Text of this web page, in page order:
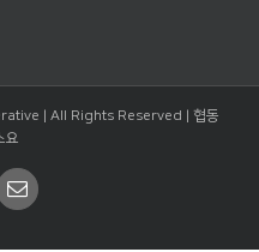
| All Rights Reserved | 협동
요
Email